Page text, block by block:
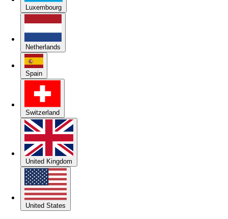
Luxembourg
Netherlands
Spain
Switzerland
United Kingdom
United States